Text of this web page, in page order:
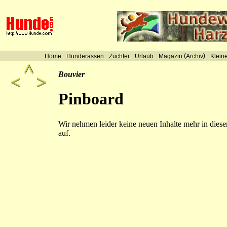
Home - Hunderassen - Züchter- Urlaub- Magazin (Archiv) -
Bouvier
Pinboard
Wir nehmen leider keine neuen Inhalte mehr in
auf.